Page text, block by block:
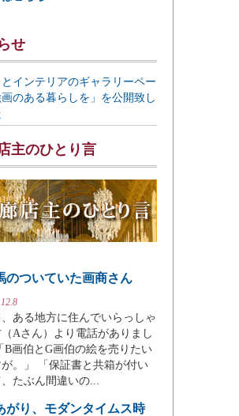
せ
インテリアのギャラリーペー
のある暮らしを」を公開致し
主のひとり言
のついていた画商さん
ある地方に住んでいらっしゃ
Aさん）より電話がありまし
B画伯とG画伯の絵を売りたい
。」 「保証書と共箱が付い
たぶん間違いの...
がり、モダンタイムス時